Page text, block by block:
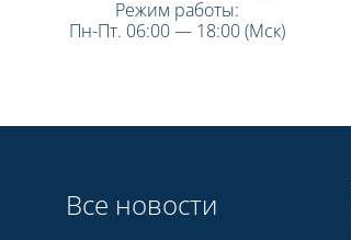
Режим работы:
Пн-Пт. 06:00 — 18:00 (Мск)
Все новости